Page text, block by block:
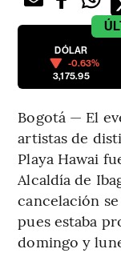
DÓLAR
-0.63%
3,175.95
Bogotá — El
artistas de
Playa Hawai
Alcaldía de
cancelación
pues estaba
domingo y